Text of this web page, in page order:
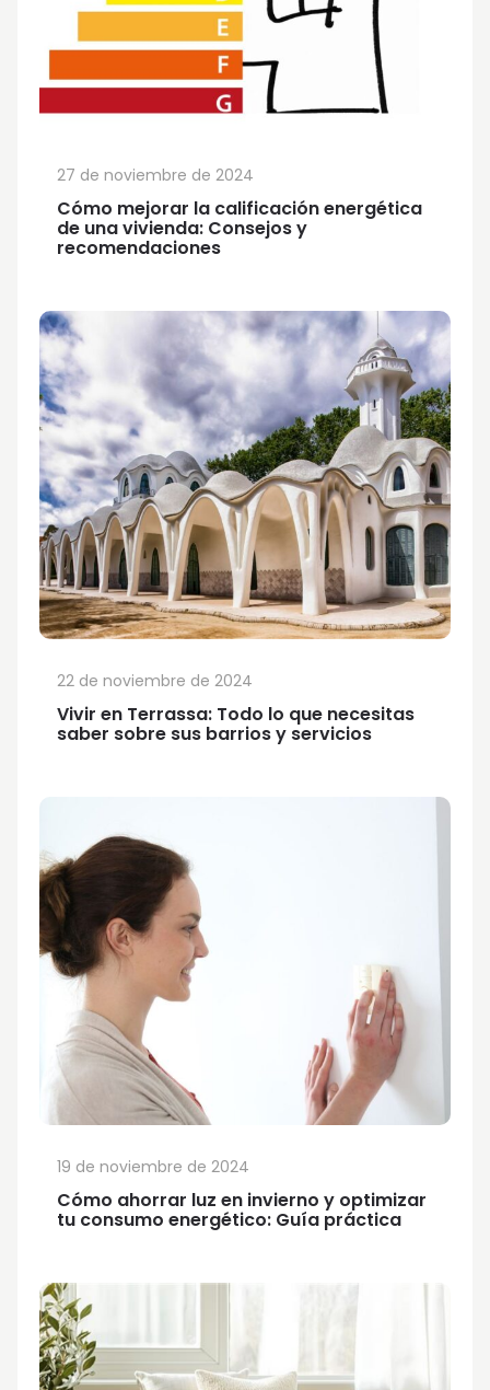
Cómo mejorar la calificación energética
de una vivienda: Consejos y
recomendaciones
27 de noviembre de 2024
Vivir en Terrassa: Todo lo que necesitas
saber sobre sus barrios y servicios
22 de noviembre de 2024
Cómo ahorrar luz en invierno y optimizar
tu consumo energético: Guía práctica
19 de noviembre de 2024